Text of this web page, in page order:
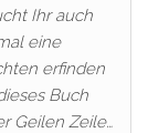
Ihr auch
eine
erfinden
Buch
Geilen Zeile…